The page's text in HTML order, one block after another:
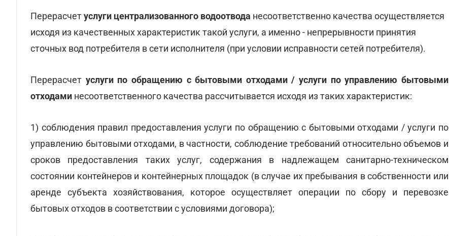
Перерасчетуслуги централизованного водоотвода несоответственно качества осуществляется
исходя из качественных характеристик такой услуги, а именно - непрерывности принятия
сточных вод потребителя в сети исполнителя (при условии исправности сетей потребителя).
Перерасчет услуги по обращению с бытовыми отходами / услуги по управлению бытовыми
отходами несоответственного качества рассчитывается исходя из таких характеристик:
1) соблюдения правил предоставления услуги по обращению с бытовыми отходами / услуги по
управлению бытовыми отходами, в частности, соблюдение требований относительно объемов и
сроков предоставления таких услуг, содержания в надлежащем санитарно-техническом
состоянии контейнеров и контейнерных площадок (в случае их пребывания в собственности или
аренде субъекта хозяйствования, которое осуществляет операции по сбору и перевозке
бытовых отходов в соответствии с условиями договора);